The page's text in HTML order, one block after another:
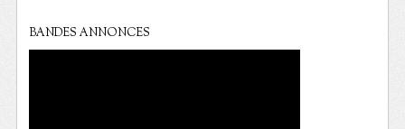
BANDES ANNONCES